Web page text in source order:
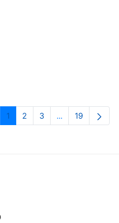
Página
1 Página
2 Página
3 ...PáginasPágina
19